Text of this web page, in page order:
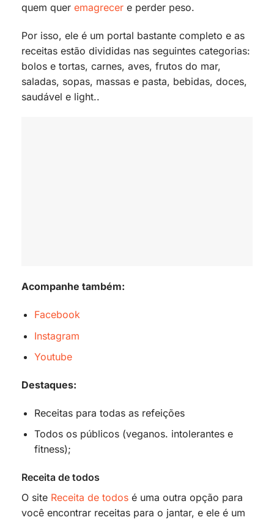
quem quer emagrecer e perder peso.
Por isso, ele é um portal bastante completo e as
receitas estão divididas nas seguintes categorias:
bolos e tortas, carnes, aves, frutos do mar,
saladas, sopas, massas e pasta, bebidas, doces,
saudável e light..
Acompanhe também:
Facebook
Instagram
Youtube
Destaques:
Receitas para todas as refeições
Todos os públicos (veganos. intolerantes e
fitness);
Receita de todos
O site Receita de todos é uma outra opção para
você encontrar receitas para o jantar, e ele é um